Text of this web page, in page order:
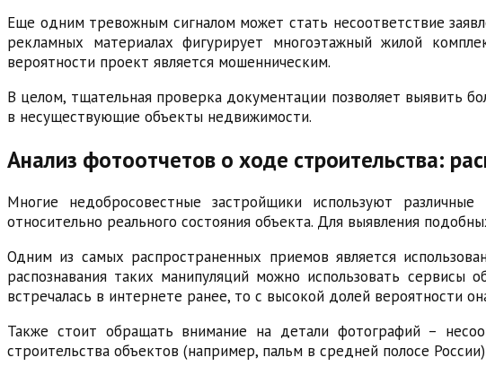
Еще одним тревожным сигналом может стать несоответствие
рекламных материалах фигурирует многоэтажный жилой
вероятности проект является мошенническим.
В целом, тщательная проверка документации позволяет выявить
в несуществующие объекты недвижимости.
Анализ фотоотчетов о ходе строительства:
Многие недобросовестные застройщики используют
относительно реального состояния объекта. Для выявления
Одним из самых распространенных приемов является
распознавания таких манипуляций можно использовать
встречалась в интернете ранее, то с высокой долей вероятности
Также стоит обращать внимание на детали фотографий –
строительства объектов (например, пальм в средней полосе